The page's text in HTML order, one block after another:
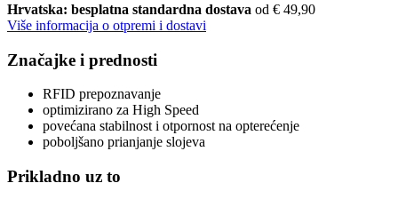
Hrvatska: besplatna standardna dostava od € 49,90
Više informacija o otpremi i dostavi
Značajke i prednosti
RFID prepoznavanje
optimizirano za High Speed
povećana stabilnost i otpornost na opterećenje
poboljšano prianjanje slojeva
Prikladno uz to